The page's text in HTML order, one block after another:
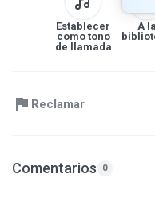
Establecer
como tono
de llamada
A la
Reclamar
Comentarios 0